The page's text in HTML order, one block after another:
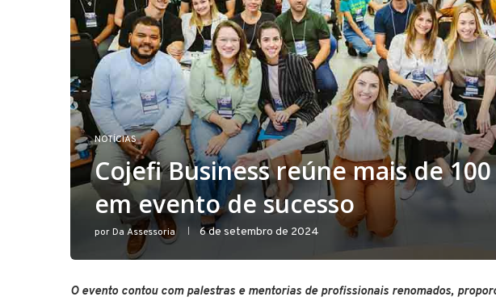
NOTÍCIAS
Cojefi Business reúne mais de
em evento de sucesso
porDa Assessoria 6 de setembro de 2024
O evento contou com palestras e mentorias de profissionais renomados,